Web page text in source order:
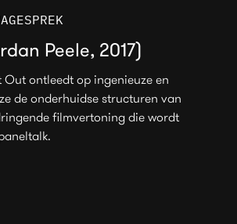
Peele, 2017)
Out ontleedt op ingenieuze en
de onderhuidse structuren van
filmvertoning die wordt